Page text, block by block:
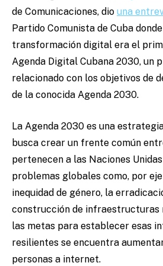
de Comunicaciones, dio una
Partido Comunista de Cuba
transformación digital era el
Agenda Digital Cubana 2030, un
relacionado con los objetivos de
de la conocida Agenda 2030.
La Agenda 2030 es una
busca crear un frente común
pertenecen a las Naciones
problemas globales como, por
inequidad de género, la
construcción de infraestructuras
las metas para establecer esas
resilientes se encuentra
personas a internet.